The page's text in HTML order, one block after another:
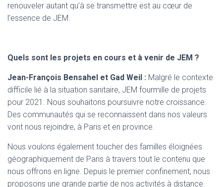
renouveler autant qu’à se transmettre est au cœur de
l’essence de JEM.
Quels sont les projets en cours et à venir de JEM ?
Jean-François Bensahel et Gad Weil : Malgré le contexte
difficile lié à la situation sanitaire, JEM fourmille de projets
pour 2021. Nous souhaitons poursuivre notre croissance.
Des communautés qui se reconnaissent dans nos valeurs
vont nous rejoindre, à Paris et en province.
Nous voulons également toucher des familles éloignées
géographiquement de Paris à travers tout le contenu que
nous offrons en ligne. Depuis le premier confinement, nous
proposons une grande partie de nos activités à distance.